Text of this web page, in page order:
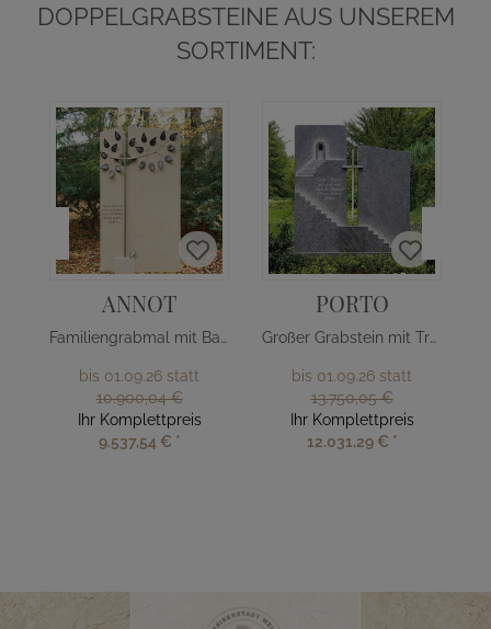
DOPPELGRABSTEINE AUS UNSEREM
SORTIMENT:
ANNOT
Familiengrabmal mit Baum Design
bis 01.09.26 statt
10.900,04 €
Ihr Komplettpreis
9.537,54 € *
PORTO
Großer Grabstein mit Treppe & Kreuz
bis 01.09.26 statt
13.750,05 €
Ihr Komplettpreis
12.031,29 € *